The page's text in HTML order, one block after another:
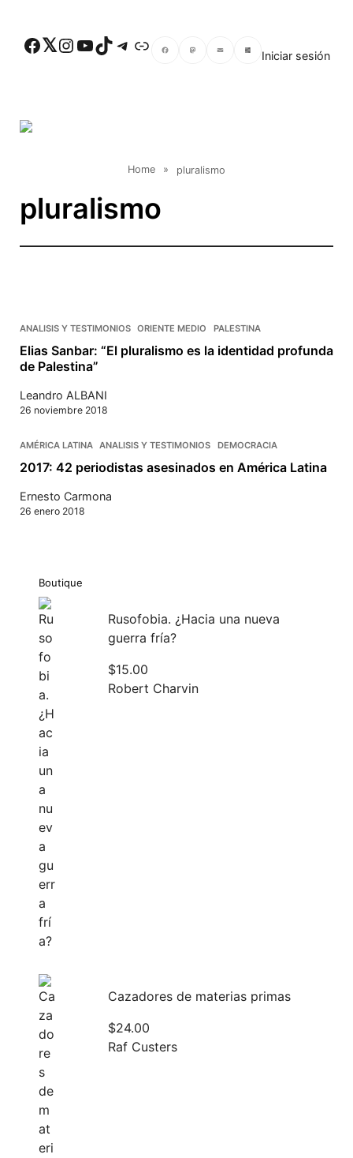
Facebook Twitter Instagram YouTube TikTok Telegram Enlace
Iniciar sesión
Home » pluralismo
pluralismo
ANALISIS Y TESTIMONIOS ORIENTE MEDIO PALESTINA
Elias Sanbar: “El pluralismo es la identidad profunda
de Palestina”
Leandro ALBANI
26 noviembre 2018
AMÉRICA LATINA ANALISIS Y TESTIMONIOS DEMOCRACIA
2017: 42 periodistas asesinados en América Latina
Ernesto Carmona
26 enero 2018
Boutique
Rusofobia. ¿Hacia una nueva
guerra fría?
$15.00
Robert Charvin
Cazadores de materias primas
$24.00
Raf Custers